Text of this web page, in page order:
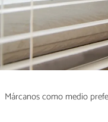
Márcanos como medio